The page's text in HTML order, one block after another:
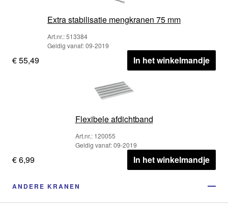
Extra stabilisatie mengkranen 75 mm
Art.nr.: 513384
Geldig vanaf: 09-2019
€ 55,49 In het winkelmandje
Flexibele afdichtband
Art.nr.: 120055
Geldig vanaf: 09-2019
€ 6,99 In het winkelmandje
ANDERE KRANEN